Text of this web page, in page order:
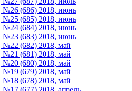
№26 (686) 2018, июнь
№25 (685) 2018, июнь
№24 (684) 2018, июнь
№23 (683) 2018, июнь
№22 (682) 2018, май
№21 (681) 2018, май
№20 (680) 2018, май
№19 (679) 2018, май
№18 (678) 2018, май
№17 (677) 2018, апрель